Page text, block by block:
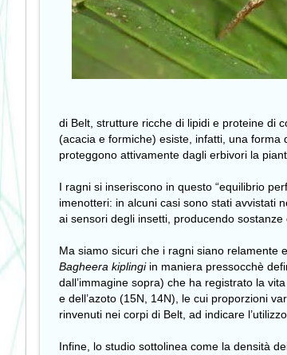
di Belt, strutture ricche di lipidi e proteine di
(acacia e formiche) esiste, infatti, una
proteggono attivamente dagli erbivori la
I ragni si inseriscono in questo “equilibrio
imenotteri: in alcuni casi sono stati avvistati
ai sensori degli insetti, producendo
Ma siamo sicuri che i ragni siano relamente
Bagheera kiplingiin maniera pressocchè
dall’immagine sopra) che ha registrato la
e dell’azoto (15N, 14N), le cui proporzioni
rinvenuti nei corpi di Belt, ad indicare
Infine, lo studio sottolinea come la densità